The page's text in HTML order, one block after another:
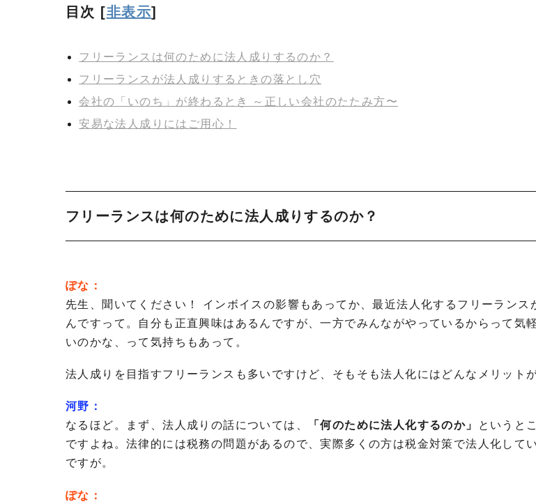
目次 [非表示]
フリーランスは何のために法人成りするのか？
フリーランスが法人成りするときの落とし穴
会社の「いのち」が終わるとき ～正しい会社のたたみ方〜
安易な法人成りにはご用心！
フリーランスは何のために法人成りするのか？
ぽな：
先生、聞いてください！ インボイスの影響もあってか、最近法人化するフリーランス
んですって。自分も正直興味はあるんですが、一方でみんながやっているからって気
いのかな、って気持ちもあって。
法人成りを目指すフリーランスも多いですけど、そもそも法人化にはどんなメリット
河野：
なるほど。まず、法人成りの話については、
「何のために法人化するのか」
というと
ですよね。法律的には税務の問題があるので、実際多くの方は税金対策で法人化して
ですが。
ぽな：